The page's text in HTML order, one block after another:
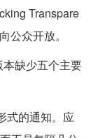
Transpare
公众开放。
缺少五个主要
式的通知。应